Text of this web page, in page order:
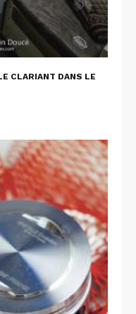
CLARIANT DANS LE